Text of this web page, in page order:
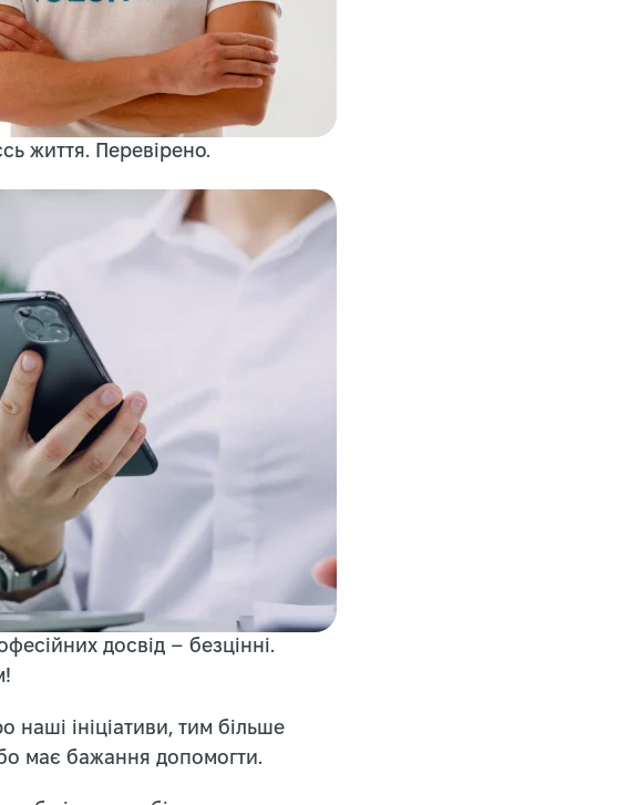
життя. Перевірено.
досвід – безцінні.
наші ініціативи, тим більше
має бажання допомогти.